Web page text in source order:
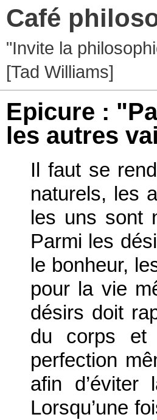
Café
"Invite la
[Tad Williams]
Epicure :
les autres
Il faut se
naturels, les
les uns sont
Parmi les
le bonheur,
pour la vie
désirs doit
du corps et
perfection
afin d’éviter
Lorsqu’une